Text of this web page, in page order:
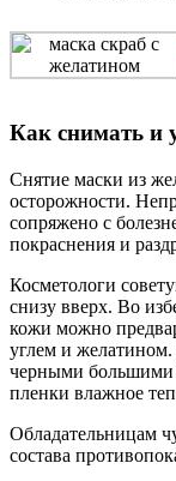
Как снимать и
Снятие маски из
осторожности.
сопряжено с
покраснения и
Косметологи
снизу вверх. Во
кожи можно
углем и
черными большими
пленки влажное
Обладательницам
состава